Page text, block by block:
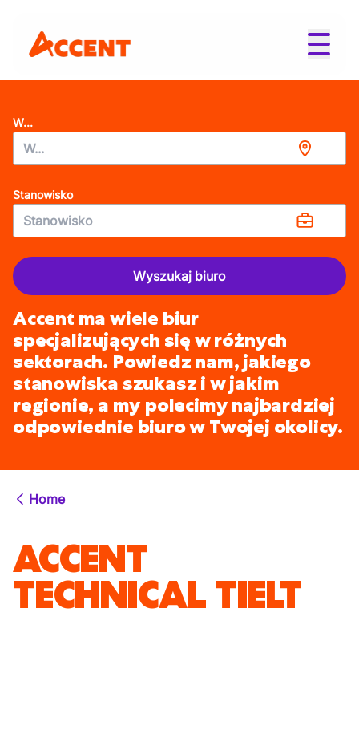
W...
Stanowisko
Wyszukaj biuro
Accent ma wiele biur
specjalizujących się w różnych
sektorach. Powiedz nam, jakiego
stanowiska szukasz i w jakim
regionie, a my polecimy najbardziej
odpowiednie biuro w Twojej okolicy.
Home
ACCENT
TECHNICAL TIELT